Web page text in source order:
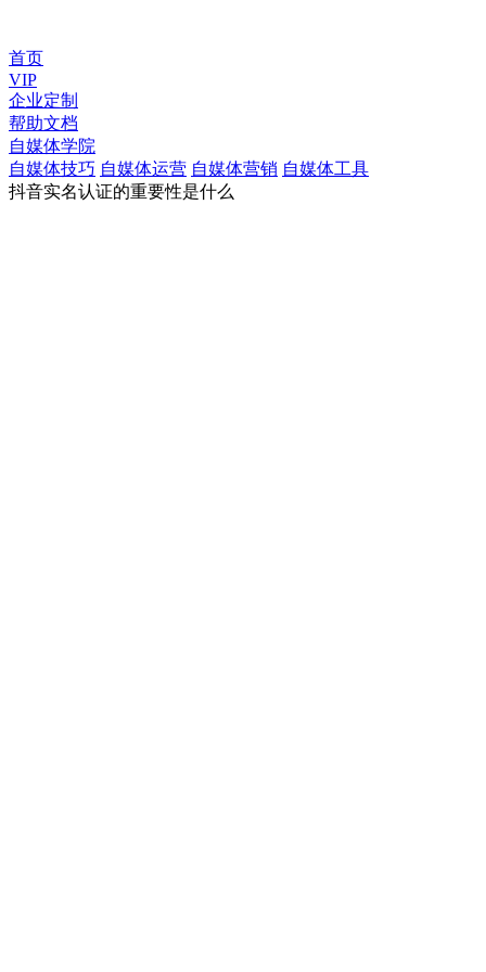
首页
VIP
企业定制
帮助文档
自媒体学院
自媒体技巧 自媒体运营 自媒体营销 自媒体工具
抖音实名认证的重要性是什么